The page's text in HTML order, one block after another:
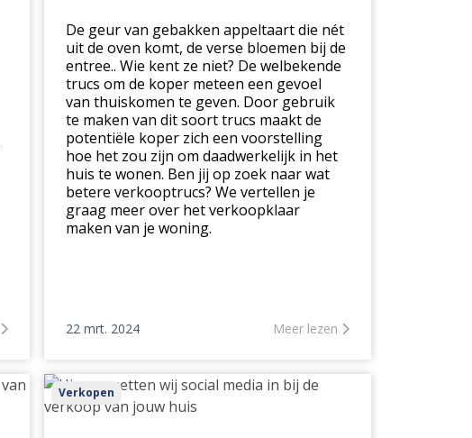
De geur van gebakken appeltaart die nét
uit de oven komt, de verse bloemen bij de
entree.. Wie kent ze niet? De welbekende
trucs om de koper meteen een gevoel
van thuiskomen te geven. Door gebruik
te maken van dit soort trucs maakt de
potentiële koper zich een voorstelling
hoe het zou zijn om daadwerkelijk in het
huis te wonen. Ben jij op zoek naar wat
betere verkooptrucs? We vertellen je
graag meer over het verkoopklaar
maken van je woning.
22 mrt. 2024 Meer lezen
Hierom
zetten
Verkopen